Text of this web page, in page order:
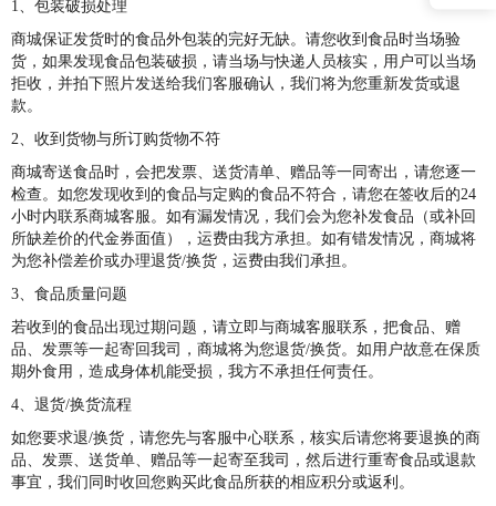
1、包装破损处理
商城保证发货时的食品外包装的完好无缺。请您收到食品时当场验
货，如果发现食品包装破损，请当场与快递人员核实，用户可以当场
拒收，并拍下照片发送给我们客服确认，我们将为您重新发货或退
款。
2、收到货物与所订购货物不符
商城寄送食品时，会把发票、送货清单、赠品等一同寄出，请您逐一
检查。如您发现收到的食品与定购的食品不符合，请您在签收后的24
小时内联系商城客服。如有漏发情况，我们会为您补发食品（或补回
所缺差价的代金券面值），运费由我方承担。如有错发情况，商城将
为您补偿差价或办理退货/换货，运费由我们承担。
3、食品质量问题
若收到的食品出现过期问题，请立即与商城客服联系，把食品、赠
品、发票等一起寄回我司，商城将为您退货/换货。如用户故意在保质
期外食用，造成身体机能受损，我方不承担任何责任。
4、退货/换货流程
如您要求退/换货，请您先与客服中心联系，核实后请您将要退换的商
品、发票、送货单、赠品等一起寄至我司，然后进行重寄食品或退款
事宜，我们同时收回您购买此食品所获的相应积分或返利。